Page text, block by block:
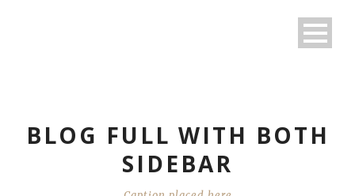
BLOG FULL WITH BOTH
SIDEBAR